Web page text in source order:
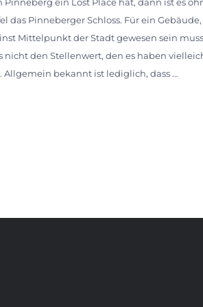
das Pinneberger Schloss. Für ein Gebäude,
Mittelpunkt der Stadt gewesen sein
nicht den Stellenwert, den es haben
Allgemein bekannt ist lediglich, dass …